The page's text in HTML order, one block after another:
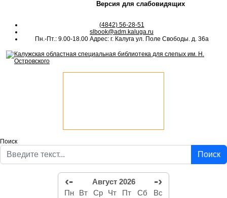
Версия для слабовидящих
(4842) 56-28-51
slbook@adm.kaluga.ru
Пн.-Пт.: 9.00-18.00 Адрес: г. Калуга ул. Поле Свободы. д. 36а
Поиск
Поиск
‹- Август 2026 -›
Пн Вт Ср Чт Пт Сб
Вс